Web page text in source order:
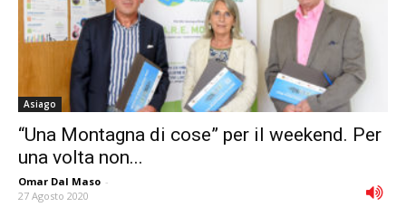
Asiago
“Una Montagna di cose” per il weekend. Per
una volta non...
Omar Dal Maso -
27 Agosto 2020